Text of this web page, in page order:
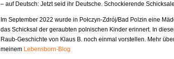
– auf Deutsch: Jetzt seid ihr Deutsche. Schockierende
Im September 2022 wurde in Połczyn-Zdrój/Bad Polzin eine
das Schicksal der geraubten polnischen Kinder erinnert. In
Raub-Geschichte von Klaus B. noch einmal vorstellen. Mehr
meinem Lebensborn-Blog